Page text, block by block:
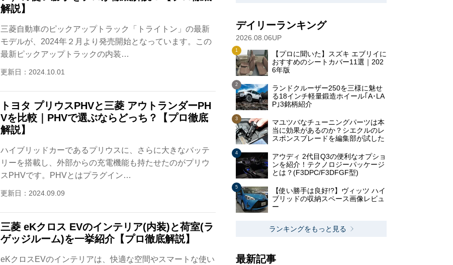
解説】
三菱自動車のピックアップトラック「トライトン」の最新
モデルが、2024年２月より発売開始となっています。この
最新ピックアップトラックの内装…
更新日：2024.10.01
トヨタ プリウスPHVと三菱 アウトランダーPH
Vを比較｜PHVで選ぶならどっち？【プロ徹底
解説】
ハイブリッドカーであるプリウスに、さらに大きなバッテ
リーを搭載し、外部からの充電機能も持たせたのがプリウ
スPHVです。PHVとはプラグイン…
更新日：2024.09.09
三菱 eKクロス EVのインテリア(内装)と荷室(ラ
ゲッジルーム)を一挙紹介【プロ徹底解説】
eKクロスEVのインテリアは、快適な空間やスマートな使い
デイリーランキング
2026.08.06UP
【プロに聞いた】スズキ エブリイに
おすすめのシートカバー11選｜202
6年版
ランドクルーザー250を三様に魅せ
る18インチ軽量鍛造ホイール｢A･LA
P｣3銘柄紹介
マユツバなチューニングパーツは本
当に効果があるのか？シエクルのレ
スポンスブレードを編集部が試した
アウディ 2代目Q3の便利なオプショ
ンを紹介！テクノロジーパッケージ
とは？(F3DPC/F3DFGF型)
【使い勝手は良好!?】ヴィッツ ハイ
ブリッドの収納スペース画像レビュ
ー
ランキングをもっと見る
最新記事